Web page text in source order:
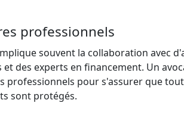
professionnels
souvent la collaboration avec
des experts en financement. Un
professionnels pour s'assurer que
sont protégés.